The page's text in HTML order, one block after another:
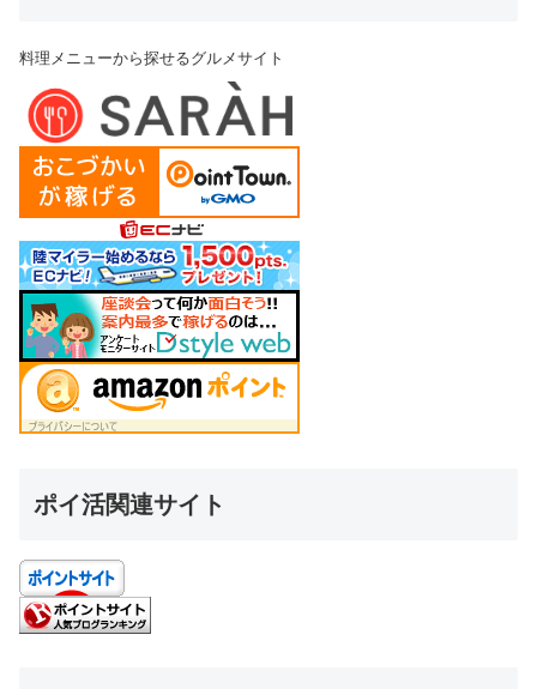
料理メニューから探せるグルメサイト
ポイ活関連サイト